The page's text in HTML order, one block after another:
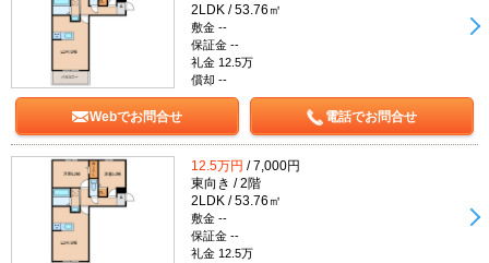
2LDK / 53.76㎡
敷金 --
保証金 --
礼金 12.5万
償却 --
Webでお問合せ 電話でお問合せ
12.5万円 / 7,000円
東向き / 2階
2LDK / 53.76㎡
敷金 --
保証金 --
礼金 12.5万